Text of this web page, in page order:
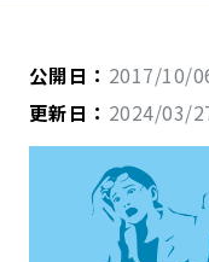
公開日： 2017/10/
更新日： 2024/03/